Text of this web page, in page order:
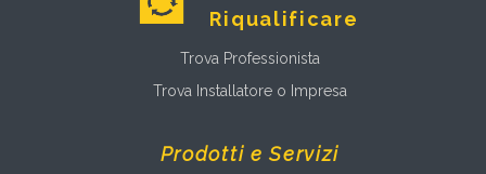
Riqualificare
Trova Professionista
Trova Installatore o Impresa
Prodotti e Servizi